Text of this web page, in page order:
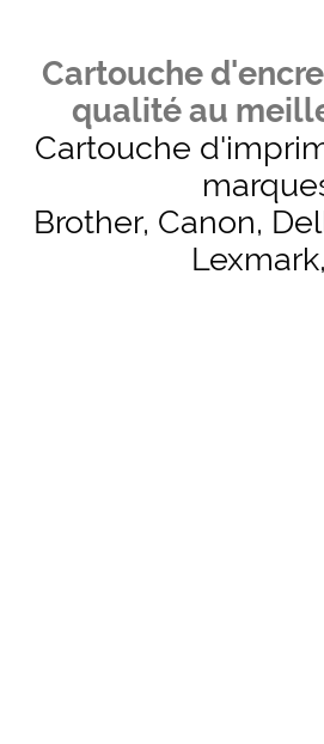
Cartouche
qualité au
Cartouche
Brother, Canon,